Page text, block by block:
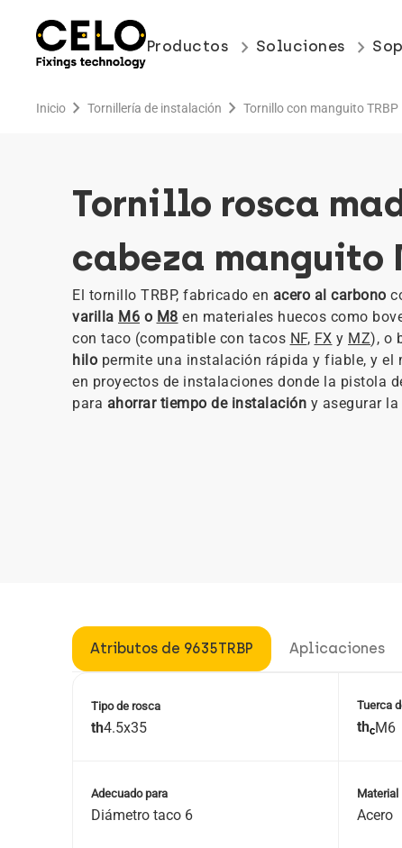
Productos keyboard_arrow_right Soluciones keyboard_arrow_right
Inicio chevron_right Tornillería de instalación chevron_right Tornillo con manguito TRBP
Tornillo rosca
cabeza manguito
El tornillo TRBP, fabricado en acero al carbono
varilla M6 o M8 en materiales huecos como
con taco (compatible con tacos NF, FX y MZ), o
hilo permite una instalación rápida y fiable, y
en proyectos de instalaciones donde la pistola
para ahorrar tiempo de instalación y asegurar
Atributos de 9635TRBP Aplicaciones
Tipo de rosca
th4.5x35
Tuerca
thcM6
Adecuado para
Diámetro taco 6
Material
Acero